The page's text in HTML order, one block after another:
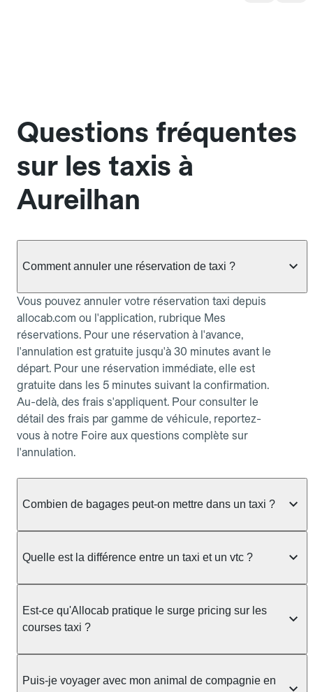
Questions fréquentes
sur les taxis à
Aureilhan
Comment annuler une réservation de taxi ?
Vous pouvez annuler votre réservation taxi depuis
allocab.com ou l'application, rubrique Mes
réservations. Pour une réservation à l'avance,
l'annulation est gratuite jusqu'à 30 minutes avant le
départ. Pour une réservation immédiate, elle est
gratuite dans les 5 minutes suivant la confirmation.
Au-delà, des frais s'appliquent. Pour consulter le
détail des frais par gamme de véhicule, reportez-
vous à notre Foire aux questions complète sur
l'annulation.
Combien de bagages peut-on mettre dans un taxi ?
taxi berline accueille en général jusqu'à 3 bagages
ou nombreux, précisez-le dans le champ "Message
au chauffeur" lors de la réservation. Le prix n'est
pas impacté par le nombre de bagages.
Quelle est la différence entre un taxi et un vtc ?
prendre en charge directement dans la rue, à une
station ou sur réservation, avec un tarif au
réservation et propose un prix fixe annoncé à
l'avance. Chez Allocab, réservez facilement votre
Est-ce qu'Allocab pratique le surge pricing sur les
courses taxi ?
réglementation préfectorale et suit un barème
Puis-je voyager avec mon animal de compagnie en